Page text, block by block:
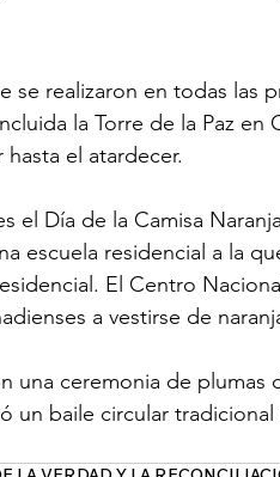
se realizaron en todas las
la Torre de la Paz en
el atardecer.
el Día de la Camisa
escuela residencial a la
El Centro
a vestirse de
una ceremonia de plumas
un baile circular